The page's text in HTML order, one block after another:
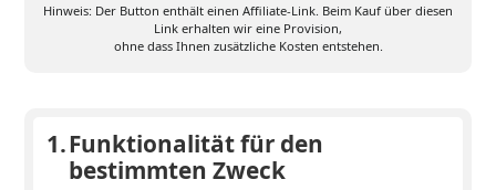
Hinweis: Der Button enthält einen Affiliate-Link. Beim Kauf über diesen
Link erhalten wir eine Provision,
ohne dass Ihnen zusätzliche Kosten entstehen.
1.Funktionalität für den
bestimmten Zweck